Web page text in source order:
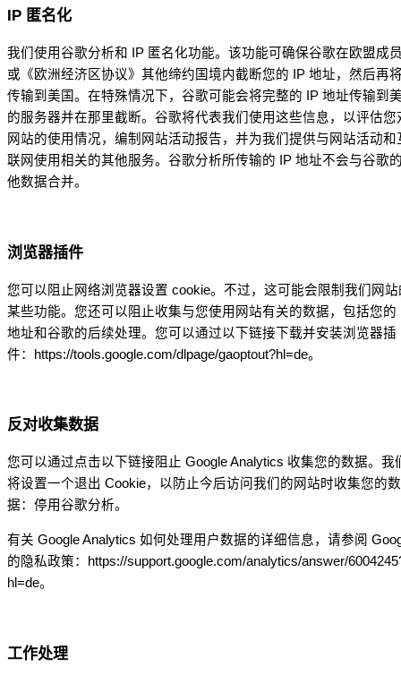
IP 匿名化
我们使用谷歌分析和 IP 匿名化功能。该功能可确保谷歌在欧盟成
或《欧洲经济区协议》其他缔约国境内截断您的 IP 地址，然后再
传输到美国。在特殊情况下，谷歌可能会将完整的 IP 地址传输到
的服务器并在那里截断。谷歌将代表我们使用这些信息，以评估您
网站的使用情况，编制网站活动报告，并为我们提供与网站活动和
联网使用相关的其他服务。谷歌分析所传输的 IP 地址不会与谷歌
他数据合并。
浏览器插件
您可以阻止网络浏览器设置 cookie。不过，这可能会限制我们网站
某些功能。您还可以阻止收集与您使用网站有关的数据，包括您的
地址和谷歌的后续处理。您可以通过以下链接下载并安装浏览器插
件：https://tools.google.com/dlpage/gaoptout?hl=de。
反对收集数据
您可以通过点击以下链接阻止 Google Analytics 收集您的数据。我
将设置一个退出 Cookie，以防止今后访问我们的网站时收集您的数
据：停用谷歌分析。
有关 Google Analytics 如何处理用户数据的详细信息，请参阅
的隐私政策：https://support.google.com/analytics/answer/
hl=de。
工作处理